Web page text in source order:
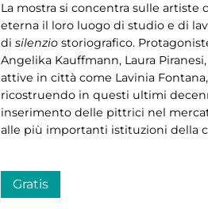
La mostra si concentra sulle artiste
eterna il loro luogo di studio e di
di silenzio storiografico.
Angelika Kauffmann, Laura
attive in città come Lavinia
ricostruendo in questi ultimi
inserimento delle pittrici nel
alle più importanti istituzioni della
Gratis